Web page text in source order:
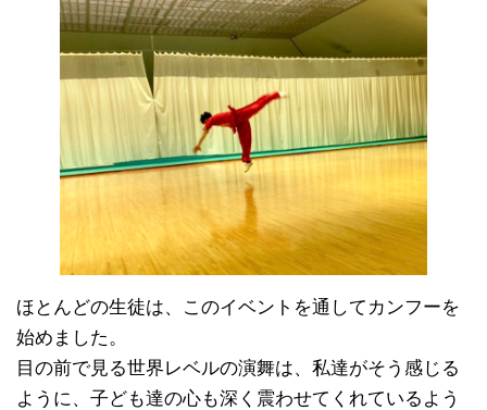
ほとんどの生徒は、このイベントを通してカンフーを
始めました。
目の前で見る世界レベルの演舞は、私達がそう感じる
ように、子ども達の心も深く震わせてくれているよう